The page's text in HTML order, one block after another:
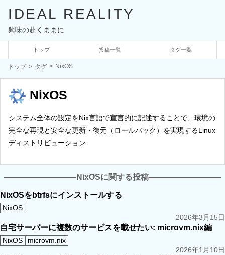
IDEAL REALITY
興味の赴くままに
トップ 投稿一覧 タグ一覧
トップ タグ NixOS
NixOS
システム全体の設定をNix言語で宣言的に記述することで、環境の
完全な再現と安全な更新・復元（ロールバック）を実現するLinux
ディストリビューション
NixOSに関する投稿
NixOSをbtrfsにインストールする
NixOS
2026年3月15日
自宅サーバーに複数のサービスを載せたい: microvm.nix編
NixOS
microvm.nix
2026年1月10日